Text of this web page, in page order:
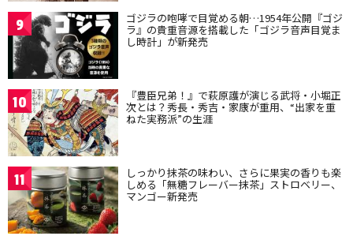
9 ゴジラの咆哮で目覚める朝…1954年公開『ゴジ
ラ』の貴重音源を搭載した「ゴジラ音声目覚ま
し時計」が新発売
10 『豊臣兄弟！』で萩原護が演じる武将・小堀正
次とは？秀長・秀吉・家康が重用、“出家を重
ねた実務派”の生涯
11 しっかり抹茶の味わい、さらに果実の香りも楽
しめる「無糖フレーバー抹茶」ストロベリー、
マンゴー新発売